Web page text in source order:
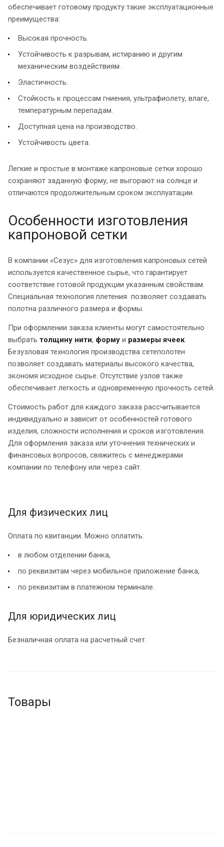
обеспечивает готовому продукту такие эксплуатационные
преимущества:
Высокая прочность.
Устойчивость к разрывам, истиранию и другим
механическим воздействиям .
Эластичность.
Стойкость к процессам гниения, ультрафиолету, влаге,
температурным перепадам.
Доступная цена на производство.
Устойчивость цвета.
Легкие и простые в монтаже капроновые сетки хорошо
сохраняют заданную форму, не выгорают на солнце и
отличаются продолжительным сроком эксплуатации.
Особенности изготовления
капроновой сетки
В компании «Сезус» для изготовления капроновых сетей
используется качественное сырье, что гарантирует
соответствие готовой продукции указанным свойствам.
Специальная технология плетения позволяет создавать
полотна различного размера и формы.
При оформлении заказа клиенты могут самостоятельно
выбрать толщину нити, форму и размеры ячеек.
Безузловая технология производства сетеполотен
позволяет создавать материалы высокого качества,
экономя исходное сырье. Отсутствие узлов также
обеспечивает легкость и одновременную прочность сетей.
Стоимость работ для каждого заказа рассчитывается
индивидуально и зависит от особенностей готового
изделия, сложности исполнения и сроков изготовления.
Для оформления заказа или уточнения технических и
финансовых вопросов, свяжитесь с менеджерами
компании по телефону или через сайт.
Для физических лиц
Оплата по квитанции. Можно оплатить:
в любом отделении банка,
по реквизитам через мобильное приложение банка,
по реквизитам в платежном терминале.
Для юридических лиц
Безналичная оплата на расчетный счет.
Товары